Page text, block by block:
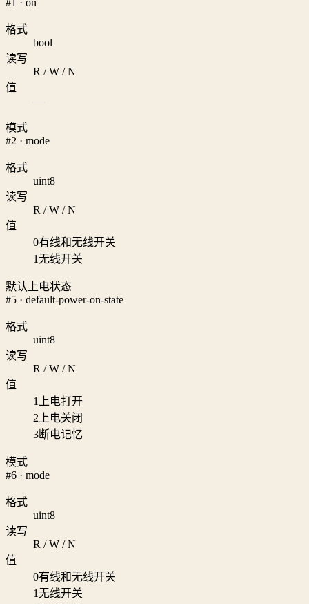
格式
bool
读写
R / W / N
值
—
模式
#2 · mode
格式
uint8
读写
R / W / N
值
0有线和无线开关
1无线开关
默认上电状态
#5 · default-power-on-state
格式
uint8
读写
R / W / N
值
1
上电打开
2 上电关闭
3断电记忆
模式
#6 · mode
格式
uint8
读写
R / W / N
值
0有线和无线开关
1无线开关